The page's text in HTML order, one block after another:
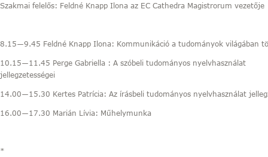
Szakmai felelős: Feldné Knapp Ilona az EC Cathedra Magistrorum vezetője
8.15―9.45 Feldné Knapp Ilona: Kommunikáció a tudományok világában
10.15―11.45 Perge Gabriella : A szóbeli tudományos nyelvhasználat
jellegzetességei
14.00―15.30 Kertes Patrícia: Az írásbeli tudományos nyelvhasználat
16.00―17.30 Marián Lívia: Műhelymunka
*